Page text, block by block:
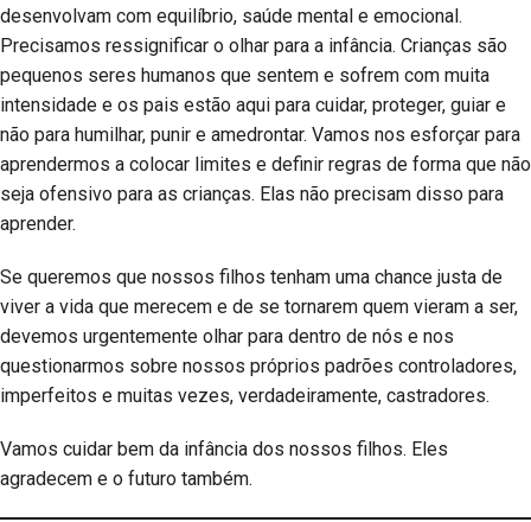
desenvolvam com equilíbrio, saúde mental e emocional.
Precisamos ressignificar o olhar para a infância. Crianças são
pequenos seres humanos que sentem e sofrem com muita
intensidade e os pais estão aqui para cuidar, proteger, guiar e
não para humilhar, punir e amedrontar. Vamos nos esforçar para
aprendermos a colocar limites e definir regras de forma que não
seja ofensivo para as crianças. Elas não precisam disso para
aprender.
Se queremos que nossos filhos tenham uma chance justa de
viver a vida que merecem e de se tornarem quem vieram a ser,
devemos urgentemente olhar para dentro de nós e nos
questionarmos sobre nossos próprios padrões controladores,
imperfeitos e muitas vezes, verdadeiramente, castradores.
Vamos cuidar bem da infância dos nossos filhos. Eles
agradecem e o futuro também.